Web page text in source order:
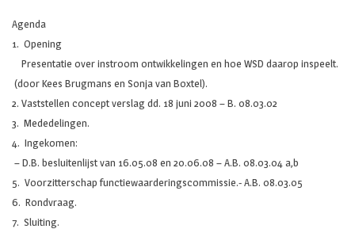
Agenda
1. Opening
Presentatie over instroom ontwikkelingen en hoe WSD daarop inspeelt.
(door Kees Brugmans en Sonja van Boxtel).
2. Vaststellen concept verslag dd. 18 juni 2008 – B. 08.03.02
3. Mededelingen.
4. Ingekomen:
– D.B. besluitenlijst van 16.05.08 en 20.06.08 – A.B. 08.03.04 a,b
5. Voorzitterschap functiewaarderingscommissie.- A.B. 08.03.05
6. Rondvraag.
7. Sluiting.